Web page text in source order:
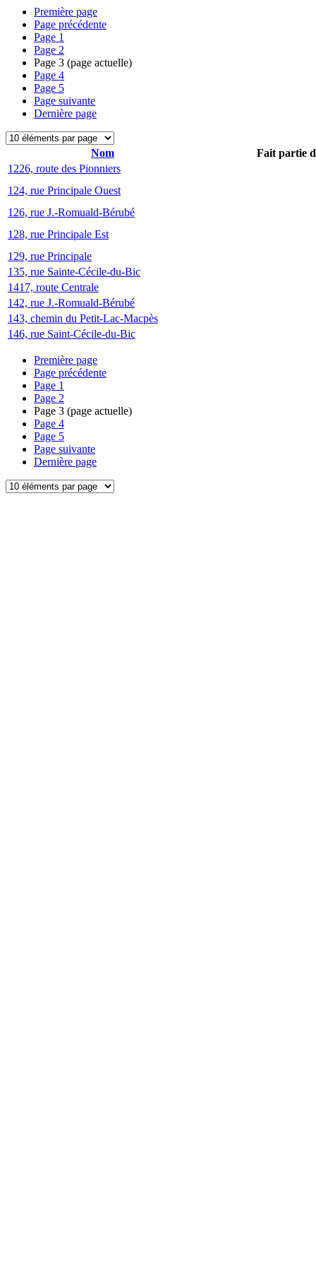
Première page
Page précédente
Page 1
Page 2
Page 3 (page actuelle)
Page 4
Page 5
Page suivante
Dernière page
Nom
Fait partie
1226, route des Pionniers
124, rue Principale Ouest
126, rue J.-Romuald-Bérubé
128, rue Principale Est
129, rue Principale
135, rue Sainte-Cécile-du-Bic
1417, route Centrale
142, rue J.-Romuald-Bérubé
143, chemin du Petit-Lac-Macpès
146, rue Saint-Cécile-du-Bic
Première page
Page précédente
Page 1
Page 2
Page 3 (page actuelle)
Page 4
Page 5
Page suivante
Dernière page